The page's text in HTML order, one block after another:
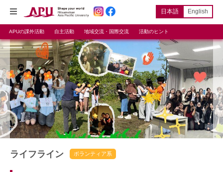
日本語 English
APUの課外活動 自主活動 地域交流・国際交流 活動のヒント
ライフライン ボランティア系